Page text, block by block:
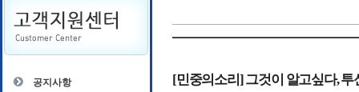
자격관리규정
상담사 자격증 확인
- 피해상담사 1급
자격복원
공지사항 [민중의소리] 그것이 알고싶다,